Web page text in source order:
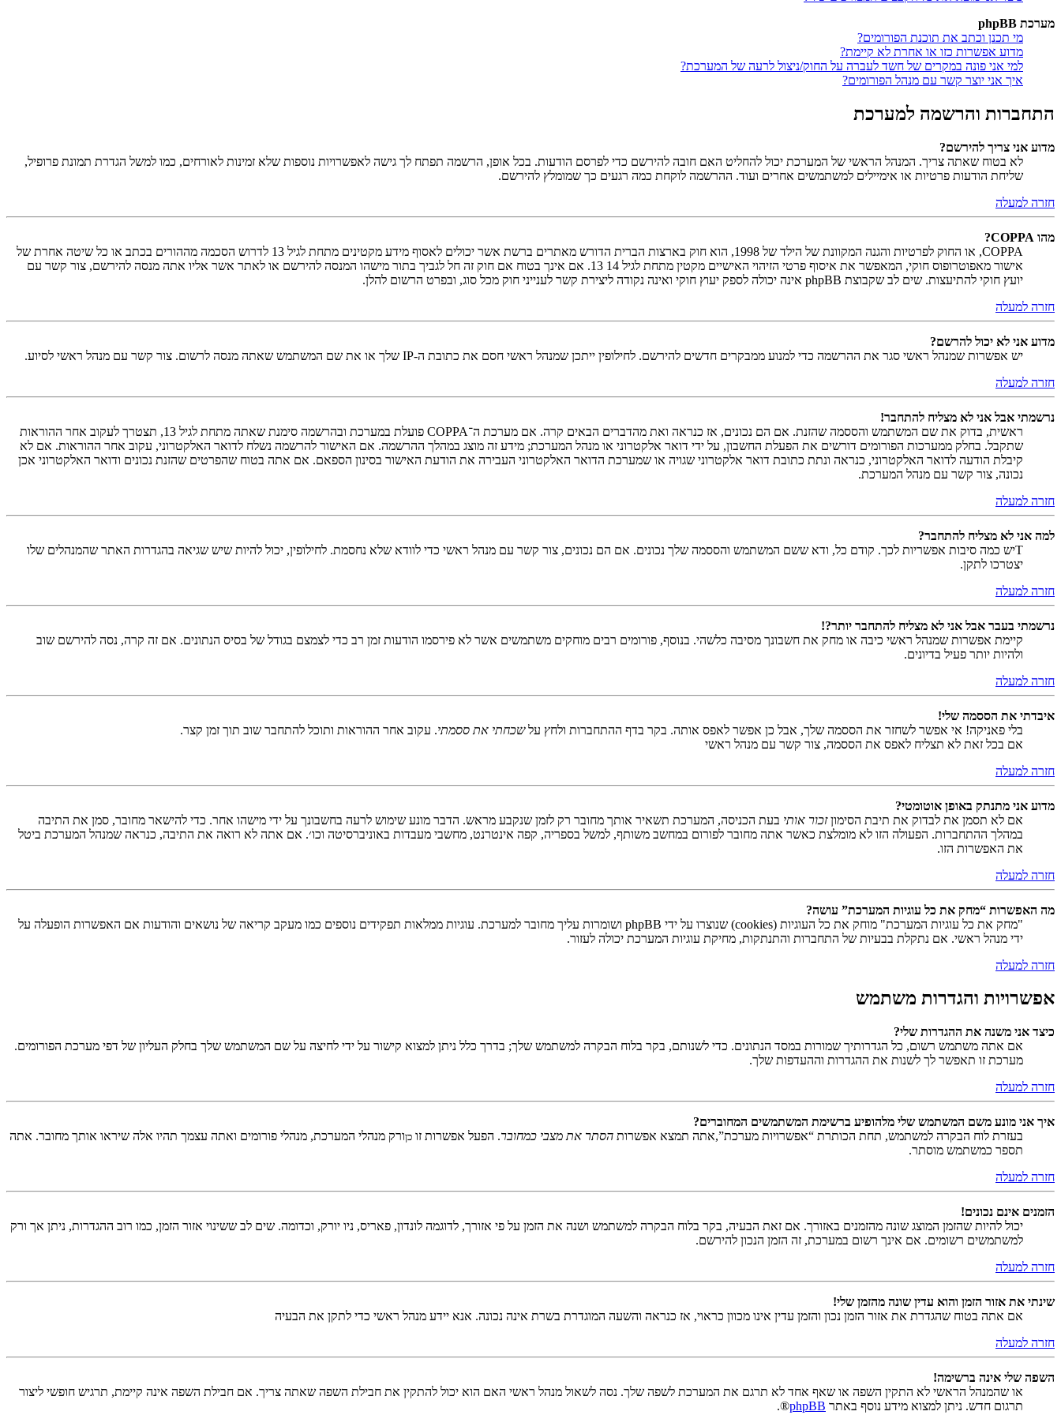
מערכת phpBB
מי תכנן וכתב את תוכנת הפורומים?
מדוע אפשרות כזו או אחרת לא קיימת?
למי אני פונה במקרים של חשד לעברה על החוק/ניצול לרעה של המערכת?
איך אני יוצר קשר עם מנהל הפורומים?
התחברות והרשמה למערכת
מדוע אני צריך להירשם?
לא בטוח שאתה צריך. המנהל הראשי של המערכת יכול להחליט האם חובה להירשם כדי לפרסם הודעות. בכל אופן, הרשמה תפתח לך גישה לאפשרויות נוספות שלא זמינות לאורחים, כמו למשל הגדרת תמונת פרופיל,
שליחת הודעות פרטיות או אימיילים למשתמשים אחרים ועוד. ההרשמה לוקחת כמה רגעים כך שמומלץ להירשם.
חזרה למעלה
מהו COPPA?
COPPA, או החוק לפרטיות והגנה המקוונת של הילד של 1998, הוא חוק בארצות הברית הדורש מאתרים ברשת אשר יכולים לאסוף מידע מקטינים מתחת לגיל 13 לדרוש הסכמה מההורים בכתב או כל שיטה אחרת של
אישור מאפוטרופוס חוקי, המאפשר את איסוף פרטי הזיהוי האישיים מקטין מתחת לגיל 14 13. אם אינך בטוח אם חוק זה חל לגביך בתור מישהו המנסה להירשם או לאתר אשר אליו אתה מנסה להירשם, צור קשר עם
יועץ חוקי להתיעצות. שים לב שקבוצת phpBB אינה יכולה לספק יעוץ חוקי ואינה נקודה ליצירת קשר לענייני חוק מכל סוג, ובפרט הרשום להלן.
חזרה למעלה
מדוע אני לא יכול להרשם?
יש אפשרות שמנהל ראשי סגר את ההרשמה כדי למנוע ממבקרים חדשים להירשם. לחילופין ייתכן שמנהל ראשי חסם את כתובת ה-IP שלך או את שם המשתמש שאתה מנסה לרשום. צור קשר עם מנהל ראשי לסיוע.
חזרה למעלה
נרשמתי אבל אני לא מצליח להתחבר!
ראשית, בדוק את שם המשתמש והססמה שהזנת. אם הם נכונים, אז כנראה ואת מהדברים הבאים קרה. אם מערכת ה־COPPA פועלת במערכת ובהרשמה סימנת שאתה מתחת לגיל 13, תצטרך לעקוב אחר ההוראות
שתקבל. בחלק ממערכות הפורומים דורשים את הפעלת החשבון, על ידי דואר אלקטרוני או מנהל המערכת; מידע זה מוצג במהלך ההרשמה. אם האישור להרשמה נשלח לדואר האלקטרוני, עקוב אחר ההוראות. אם לא
קיבלת הודעה לדואר האלקטרוני, כנראה ונתת כתובת דואר אלקטרוני שגויה או שמערכת הדואר האלקטרוני העבירה את הודעת האישור בסינון הספאם. אם אתה בטוח שהפרטים שהזנת נכונים ודואר האלקטרוני אכן
נכונה, צור קשר עם מנהל המערכת.
חזרה למעלה
למה אני לא מצליח להתחבר?
Tיש כמה סיבות אפשריות לכך. קודם כל, ודא ששם המשתמש והססמה שלך נכונים. אם הם נכונים, צור קשר עם מנהל ראשי כדי לוודא שלא נחסמת. לחילופין, יכול להיות שיש שגיאה בהגדרות האתר שהמנהלים שלו
יצטרכו לתקן.
חזרה למעלה
נרשמתי בעבר אבל אני לא מצליח להתחבר יותר?!
קיימת אפשרות שמנהל ראשי כיבה או מחק את חשבונך מסיבה כלשהי. בנוסף, פורומים רבים מוחקים משתמשים אשר לא פירסמו הודעות זמן רב כדי לצמצם בגודל של בסיס הנתונים. אם זה קרה, נסה להירשם שוב
ולהיות יותר פעיל בדיונים.
חזרה למעלה
איבדתי את הססמה שלי!
בלי פאניקה! אי אפשר לשחזר את הססמה שלך, אבל כן אפשר לאפס אותה. בקר בדף ההתחברות ולחץ עלשכחתי את ססמתי. עקוב אחר ההוראות ותוכל להתחבר שוב תוך זמן קצר.
אם בכל זאת לא תצליח לאפס את הססמה, צור קשר עם מנהל ראשי
חזרה למעלה
מדוע אני מתנתק באופן אוטומטי?
אם לא תסמן את לבדוק את תיבת הסימוןזכור אותי בעת הכניסה, המערכת תשאיר אותך מחובר רק לזמן שנקבע מראש. הדבר מונע שימוש לרעה בחשבונך על ידי מישהו אחר. כדי להישאר מחובר, סמן את התיבה
במהלך ההתחברות. הפעולה הזו לא מומלצת כאשר אתה מחובר לפורום במחשב משותף, למשל בספריה, קפה אינטרנט, מחשבי מעבדות באוניברסיטה וכו׳. אם אתה לא רואה את התיבה, כנראה שמנהל המערכת ביטל
את האפשרות הזו.
חזרה למעלה
מה האפשרות “מחק את כל עוגיות המערכת” עושה?
"מחק את כל עוגיות המערכת" מוחק את כל העוגיות (cookies) שנוצרו על ידי phpBB ושומרות עליך מחובר למערכת. עוגיות ממלאות תפקידים נוספים כמו מעקב קריאה של נושאים והודעות אם האפשרות הופעלה על
ידי מנהל ראשי. אם נתקלת בבעיות של התחברות והתנתקות, מחיקת עוגיות המערכת יכולה לעזור.
חזרה למעלה
אפשרויות והגדרות משתמש
כיצד אני משנה את ההגדרות שלי?
אם אתה משתמש רשום, כל הגדרותיך שמורות במסד הנתונים. כדי לשנותם, בקר בלוח הבקרה למשתמש שלך; בדרך כלל ניתן למצוא קישור על ידי לחיצה על שם המשתמש שלך בחלק העליון של דפי מערכת הפורומים.
מערכת זו תאפשר לך לשנות את ההגדרות וההעדפות שלך.
חזרה למעלה
איך אני מונע משם המשתמש שלי מלהופיע ברשימת המשתמשים המחוברים?
בעזרת לוח הבקרה למשתמש, תחת הכותרת “אפשרויות מערכת”,אתה תמצא אפשרות הסתר את מצבי כמחובר. הפעל אפשרות זו כןורק מנהלי המערכת, מנהלי פורומים ואתה עצמך תהיו אלה שיראו אותך מחובר. אתה
תספר כמשתמש מוסתר.
חזרה למעלה
הזמנים אינם נכונים!
יכול להיות שהזמן המוצג שונה מהזמנים באזורך. אם זאת הבעיה, בקר בלוח הבקרה למשתמש ושנה את הזמן על פי אזורך, לדוגמה לונדון, פאריס, ניו יורק, וכדומה. שים לב ששינוי אזור הזמן, כמו רוב ההגדרות, ניתן אך ורק
למשתמשים רשומים. אם אינך רשום במערכת, זה הזמן הנכון להירשם.
חזרה למעלה
שינתי את אזור הזמן והוא עדין שונה מהזמן שלי!
אם אתה בטוח שהגדרת את אזור הזמן נכון והזמן עדין אינו מכוון כראוי, אז כנראה והשעה המוגדרת בשרת אינה נכונה. אנא יידע מנהל ראשי כדי לתקן את הבעיה
חזרה למעלה
השפה שלי אינה ברשימה!
או שהמנהל הראשי לא התקין השפה או שאף אחד לא תרגם את המערכת לשפה שלך. נסה לשאול מנהל ראשי האם הוא יכול להתקין את חבילת השפה שאתה צריך. אם חבילת השפה אינה קיימת, תרגיש חופשי ליצור
תרגום חדש. ניתן למצוא מידע נוסף באתר phpBB
®.